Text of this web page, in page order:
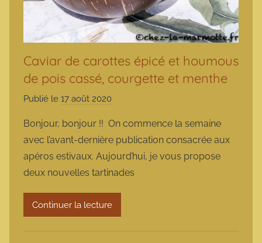
Caviar de carottes épicé et houmous
de pois cassé, courgette et menthe
Publié le 17 août 2020
r
m
a
r
o
t
Bonjour, bonjour !! On commence la semaine
avec l’avant-dernière publication consacrée aux
apéros estivaux. Aujourd’hui, je vous propose
deux nouvelles tartinades
Continuer la lecture